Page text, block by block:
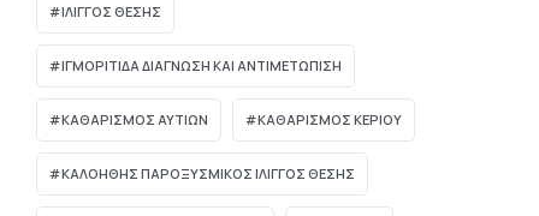
ΙΛΙΓΓΟΣ ΘΕΣΗΣ
ΙΓΜΟΡΊΤΙΔΑ ΔΙΆΓΝΩΣΗ ΚΑΙ ΑΝΤΙΜΕΤΏΠΙΣΗ
ΚΑΘΑΡΙΣΜΟΣ ΑΥΤΙΩΝ ΚΑΘΑΡΙΣΜΟΣ ΚΕΡΙΟΥ
ΚΑΛΟΗΘΗΣ ΠΑΡΟΞΥΣΜΙΚΟΣ ΙΛΙΓΓΟΣ ΘΕΣΗΣ